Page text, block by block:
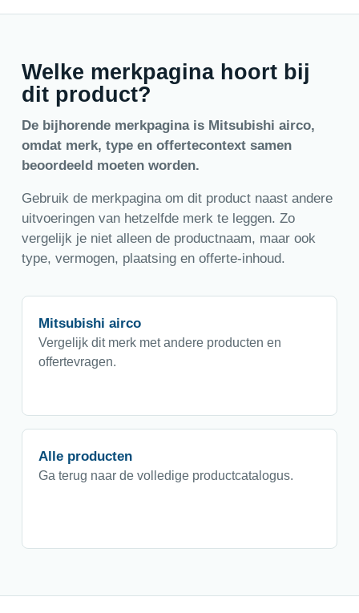
Welke merkpagina hoort bij
dit product?
De bijhorende merkpagina is Mitsubishi airco,
omdat merk, type en offertecontext samen
beoordeeld moeten worden.
Gebruik de merkpagina om dit product naast andere
uitvoeringen van hetzelfde merk te leggen. Zo
vergelijk je niet alleen de productnaam, maar ook
type, vermogen, plaatsing en offerte-inhoud.
Mitsubishi airco
Vergelijk dit merk met andere producten en
offertevragen.
Alle producten
Ga terug naar de volledige productcatalogus.